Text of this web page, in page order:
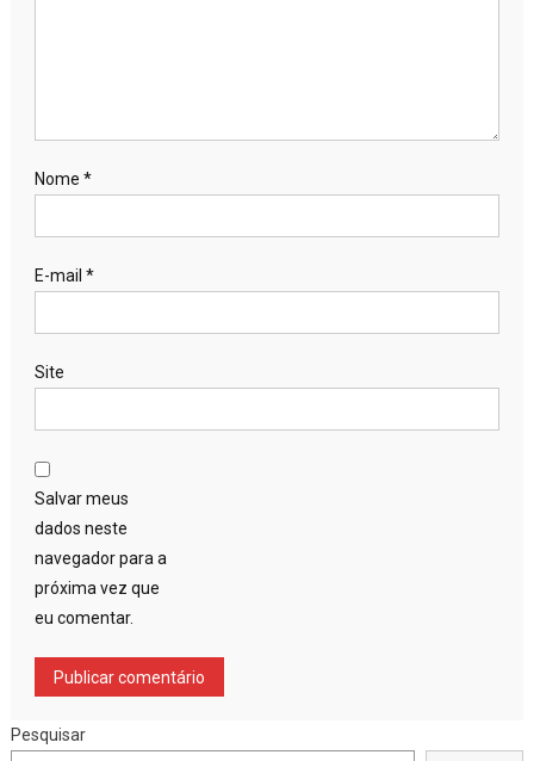
Nome *
E-mail *
Site
Salvar meus
dados neste
navegador para a
próxima vez que
eu comentar.
Pesquisar